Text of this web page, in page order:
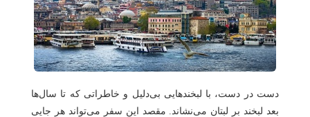
عضویت
کیش
اصفهان
دست در دست، با لبخندهایی بی‌دلیل و خاطراتی که تا سال‌ها
بعد لبخند بر لبتان می‌نشاند. مقصد این سفر می‌تواند هر جایی